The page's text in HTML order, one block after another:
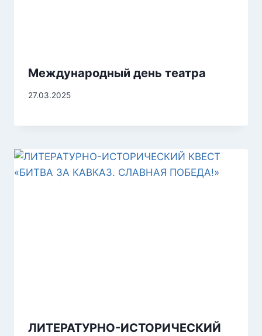
Международный день театра
27.03.2025
ЛИТЕРАТУРНО-ИСТОРИЧЕСКИЙ